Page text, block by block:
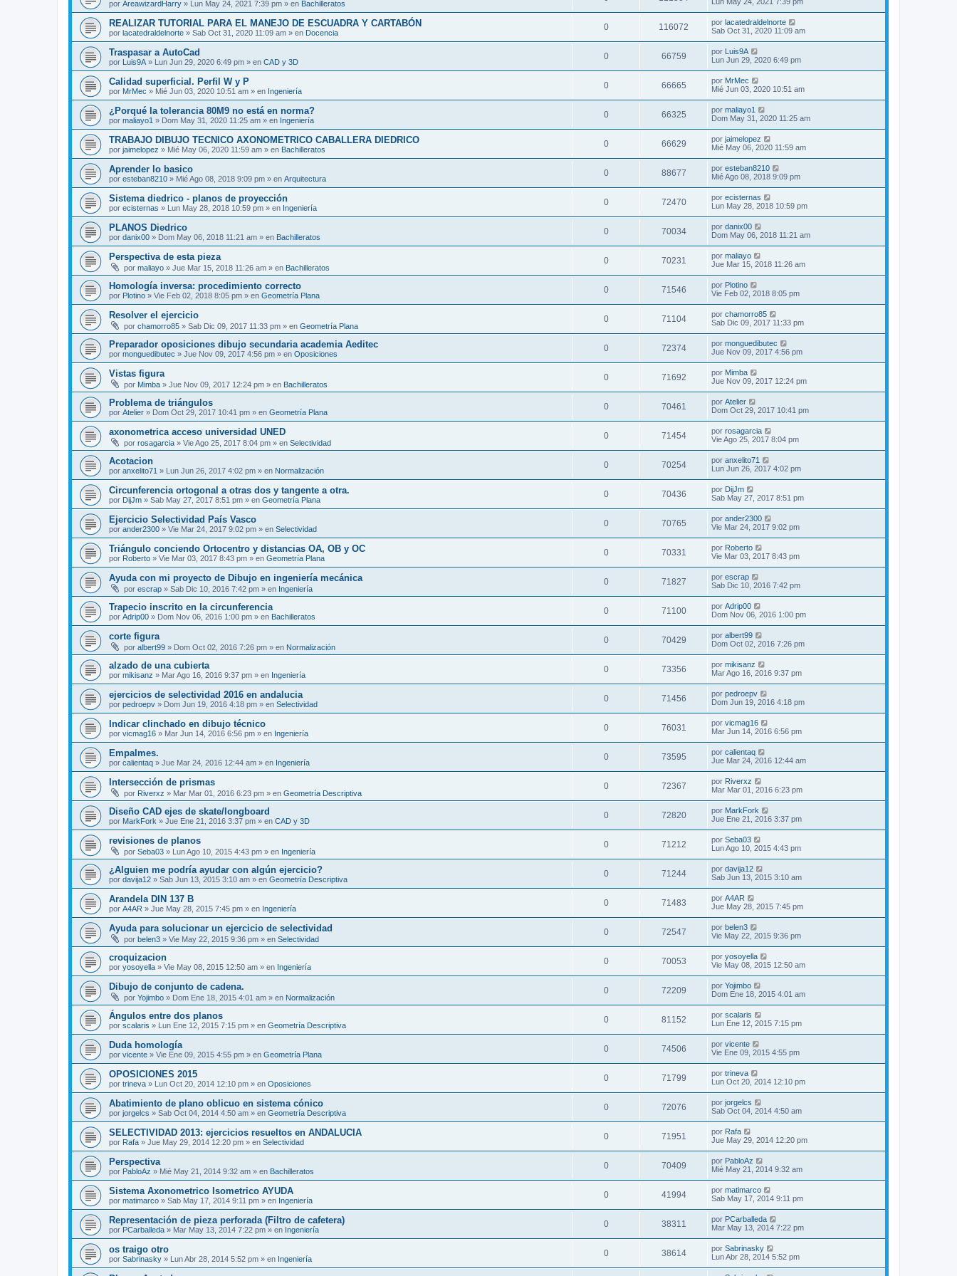
por AreawizardHarry » Lun May 24, 2021 7:39 pm » en Bachilleratos
REALIZAR TUTORIAL PARA EL MANEJO DE ESCUADRA Y CARTABÓN
por lacatedraldelnorte » Sab Oct 31, 2020 11:09 am » en Docencia
0 116072 por lacatedraldelnorte
Sab Oct 31, 2020 11:09 am
Traspasar a AutoCad
por Luis9A » Lun Jun 29, 2020 6:49 pm » en CAD y 3D
0 66759 por Luis9A
Lun Jun 29, 2020 6:49 pm
Calidad superficial. Perfil W y P
por MrMec » Mié Jun 03, 2020 10:51 am » en Ingeniería
0 66665 por MrMec
Mié Jun 03, 2020 10:51 am
¿Porqué la tolerancia 80M9 no está en norma?
por maliayo1 » Dom May 31, 2020 11:25 am » en Ingeniería
0 66325 por maliayo1
Dom May 31, 2020 11:25 am
TRABAJO DIBUJO TECNICO AXONOMETRICO CABALLERA DIEDRICO
por jaimelopez » Mié May 06, 2020 11:59 am » en Bachilleratos
0 66629 por jaimelopez
Mié May 06, 2020 11:59 am
Aprender lo basico
por esteban8210 » Mié Ago 08, 2018 9:09 pm » en Arquitectura
0 88677 por esteban8210
Mié Ago 08, 2018 9:09 pm
Sistema diedrico - planos de proyección
por ecisternas » Lun May 28, 2018 10:59 pm » en Ingeniería
0 72470 por ecisternas
Lun May 28, 2018 10:59 pm
PLANOS Diedrico
por danix00 » Dom May 06, 2018 11:21 am » en Bachilleratos
0 70034 por danix00
Dom May 06, 2018 11:21 am
Perspectiva de esta pieza
por maliayo » Jue Mar 15, 2018 11:26 am » en Bachilleratos
0 70231 por maliayo
Jue Mar 15, 2018 11:26 am
Homología inversa: procedimiento correcto
por Plotino » Vie Feb 02, 2018 8:05 pm » en Geometría Plana
0 71546 por Plotino
Vie Feb 02, 2018 8:05 pm
Resolver el ejercicio
por chamorro85 » Sab Dic 09, 2017 11:33 pm » en Geometría Plana
0 71104 por chamorro85
Sab Dic 09, 2017 11:33 pm
Preparador oposiciones dibujo secundaria academia Aeditec
por monguedibutec » Jue Nov 09, 2017 4:56 pm » en Oposiciones
0 72374 por monguedibutec
Jue Nov 09, 2017 4:56 pm
Vistas figura
por Mimba » Jue Nov 09, 2017 12:24 pm » en Bachilleratos
0 71692 por Mimba
Jue Nov 09, 2017 12:24 pm
Problema de triángulos
por Atelier » Dom Oct 29, 2017 10:41 pm » en Geometría Plana
0 70461 por Atelier
Dom Oct 29, 2017 10:41 pm
axonometrica acceso universidad UNED
por rosagarcia » Vie Ago 25, 2017 8:04 pm » en Selectividad
0 71454 por rosagarcia
Vie Ago 25, 2017 8:04 pm
Acotacion
por anxelito71 » Lun Jun 26, 2017 4:02 pm » en Normalización
0 70254 por anxelito71
Lun Jun 26, 2017 4:02 pm
Circunferencia ortogonal a otras dos y tangente a otra.
por DijJm » Sab May 27, 2017 8:51 pm » en Geometría Plana
0 70436 por DijJm
Sab May 27, 2017 8:51 pm
Ejercicio Selectividad País Vasco
por ander2300 » Vie Mar 24, 2017 9:02 pm » en Selectividad
0 70765 por ander2300
Vie Mar 24, 2017 9:02 pm
Triángulo conciendo Ortocentro y distancias OA, OB y OC
por Roberto » Vie Mar 03, 2017 8:43 pm » en Geometría Plana
0 70331 por Roberto
Vie Mar 03, 2017 8:43 pm
Ayuda con mi proyecto de Dibujo en ingeniería mecánica
por escrap » Sab Dic 10, 2016 7:42 pm » en Ingeniería
0 71827 por escrap
Sab Dic 10, 2016 7:42 pm
Trapecio inscrito en la circunferencia
por Adrip00 » Dom Nov 06, 2016 1:00 pm » en Bachilleratos
0 71100 por Adrip00
Dom Nov 06, 2016 1:00 pm
corte figura
por albert99 » Dom Oct 02, 2016 7:26 pm » en Normalización
0 70429 por albert99
Dom Oct 02, 2016 7:26 pm
alzado de una cubierta
por mikisanz » Mar Ago 16, 2016 9:37 pm » en Ingeniería
0 73356 por mikisanz
Mar Ago 16, 2016 9:37 pm
ejercicios de selectividad 2016 en andalucia
por pedroepv » Dom Jun 19, 2016 4:18 pm » en Selectividad
0 71456 por pedroepv
Dom Jun 19, 2016 4:18 pm
Indicar clinchado en dibujo técnico
por vicmag16 » Mar Jun 14, 2016 6:56 pm » en Ingeniería
0 76031 por vicmag16
Mar Jun 14, 2016 6:56 pm
Empalmes.
por calientaq » Jue Mar 24, 2016 12:44 am » en Ingeniería
0 73595 por calientaq
Jue Mar 24, 2016 12:44 am
Intersección de prismas
por Riverxz » Mar Mar 01, 2016 6:23 pm » en Geometría Descriptiva
0 72367 por Riverxz
Mar Mar 01, 2016 6:23 pm
Diseño CAD ejes de skate/longboard
por MarkFork » Jue Ene 21, 2016 3:37 pm » en CAD y 3D
0 72820 por MarkFork
Jue Ene 21, 2016 3:37 pm
revisiones de planos
por Seba03 » Lun Ago 10, 2015 4:43 pm » en Ingeniería
0 71212 por Seba03
Lun Ago 10, 2015 4:43 pm
¿Alguien me podría ayudar con algún ejercicio?
por davija12 » Sab Jun 13, 2015 3:10 am » en Geometría Descriptiva
0 71244 por davija12
Sab Jun 13, 2015 3:10 am
Arandela DIN 137 B
por A4AR » Jue May 28, 2015 7:45 pm » en Ingeniería
0 71483 por A4AR
Jue May 28, 2015 7:45 pm
Ayuda para solucionar un ejercicio de selectividad
por belen3 » Vie May 22, 2015 9:36 pm » en Selectividad
0 72547 por belen3
Vie May 22, 2015 9:36 pm
croquizacion
por yosoyella » Vie May 08, 2015 12:50 am » en Ingeniería
0 70053 por yosoyella
Vie May 08, 2015 12:50 am
Dibujo de conjunto de cadena.
por Yojimbo » Dom Ene 18, 2015 4:01 am » en Normalización
0 72209 por Yojimbo
Dom Ene 18, 2015 4:01 am
Ángulos entre dos planos
por scalaris » Lun Ene 12, 2015 7:15 pm » en Geometría Descriptiva
0 81152 por scalaris
Lun Ene 12, 2015 7:15 pm
Duda homología
por vicente » Vie Ene 09, 2015 4:55 pm » en Geometría Plana
0 74506 por vicente
Vie Ene 09, 2015 4:55 pm
OPOSICIONES 2015
por trineva » Lun Oct 20, 2014 12:10 pm » en Oposiciones
0 71799 por trineva
Lun Oct 20, 2014 12:10 pm
Abatimiento de plano oblicuo en sistema cónico
por jorgelcs » Sab Oct 04, 2014 4:50 am » en Geometría Descriptiva
0 72076 por jorgelcs
Sab Oct 04, 2014 4:50 am
SELECTIVIDAD 2013: ejercicios resueltos en ANDALUCIA
por Rafa » Jue May 29, 2014 12:20 pm » en Selectividad
0 71951 por Rafa
Jue May 29, 2014 12:20 pm
Perspectiva
por PabloAz » Mié May 21, 2014 9:32 am » en Bachilleratos
0 70409 por PabloAz
Mié May 21, 2014 9:32 am
Sistema Axonometrico Isometrico AYUDA
por matimarco » Sab May 17, 2014 9:11 pm » en Ingeniería
0 41994 por matimarco
Sab May 17, 2014 9:11 pm
Representación de pieza perforada (Filtro de cafetera)
por PCarballeda » Mar May 13, 2014 7:22 pm » en Ingeniería
0 38311 por PCarballeda
Mar May 13, 2014 7:22 pm
os traigo otro
por Sabrinasky » Lun Abr 28, 2014 5:52 pm » en Ingeniería
0 38614 por Sabrinasky
Lun Abr 28, 2014 5:52 pm